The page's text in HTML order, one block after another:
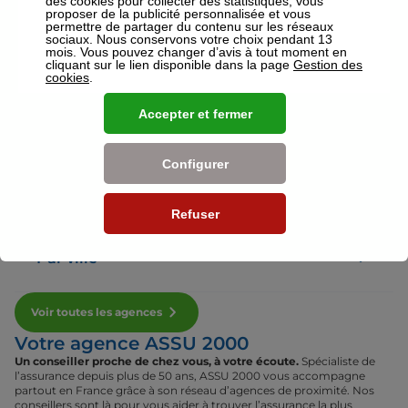
Voir plus
Nos établissements
Par département
Par ville
Voir toutes les agences
Votre agence ASSU 2000
Un conseiller proche de chez vous, à votre écoute. Spécialiste de
l’assurance depuis plus de 50 ans, ASSU 2000 vous accompagne
partout en France grâce à son réseau d’agences de proximité. Nos
conseillers sont là pour vous aider à trouver l’assurance la plus
proposer de la publicité personnalisée et vous
permettre de partager du contenu sur les réseaux
sociaux. Nous conservons votre choix pendant 13
mois. Vous pouvez changer d’avis à tout moment en
cliquant sur le lien disponible dans la page Gestion des
cookies
Refuser
Configurer
Accepter et fermer